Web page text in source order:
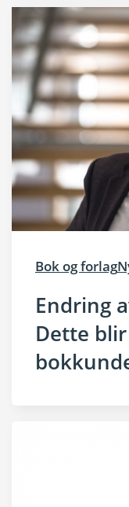
Bok og forlag
Endring
Dette